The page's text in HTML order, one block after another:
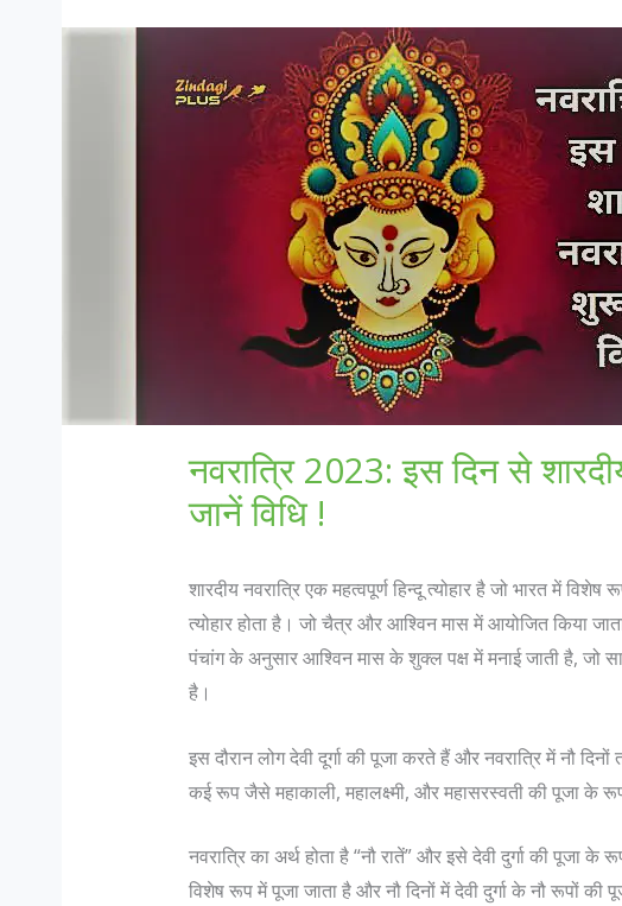
नवरात्रि 2023: इस दिन से
जानें विधि !
शारदीय नवरात्रि एक महत्वपूर्ण हिन्दू त्योहार है जो भारत में
त्योहार होता है। जो चैत्र और आश्विन मास में आयोजित किया
पंचांग के अनुसार आश्विन मास के शुक्ल पक्ष में मनाई जाती है, जो
है।
इस दौरान लोग देवी दूर्गा की पूजा करते हैं और नवरात्रि में नौ
कई रूप जैसे महाकाली, महालक्ष्मी, और महासरस्वती की पूजा के
नवरात्रि का अर्थ होता है “नौ रातें” और इसे देवी दुर्गा की पूजा के
विशेष रूप में पूजा जाता है और नौ दिनों में देवी दुर्गा के नौ रूपों की